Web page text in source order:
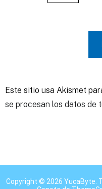
Este sitio usa Akismet
se procesan los datos de
Copyright © 2026 YucaByte